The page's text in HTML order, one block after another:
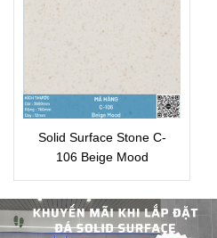
Solid Surface Stone C-
106 Beige Mood